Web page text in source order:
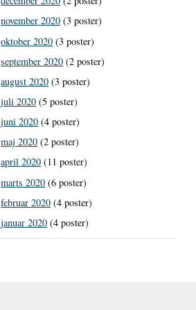
november 2020 (3 poster)
oktober 2020 (3 poster)
september 2020 (2 poster)
august 2020 (3 poster)
juli 2020 (5 poster)
juni 2020 (4 poster)
maj 2020 (2 poster)
april 2020 (11 poster)
marts 2020 (6 poster)
februar 2020 (4 poster)
januar 2020 (4 poster)